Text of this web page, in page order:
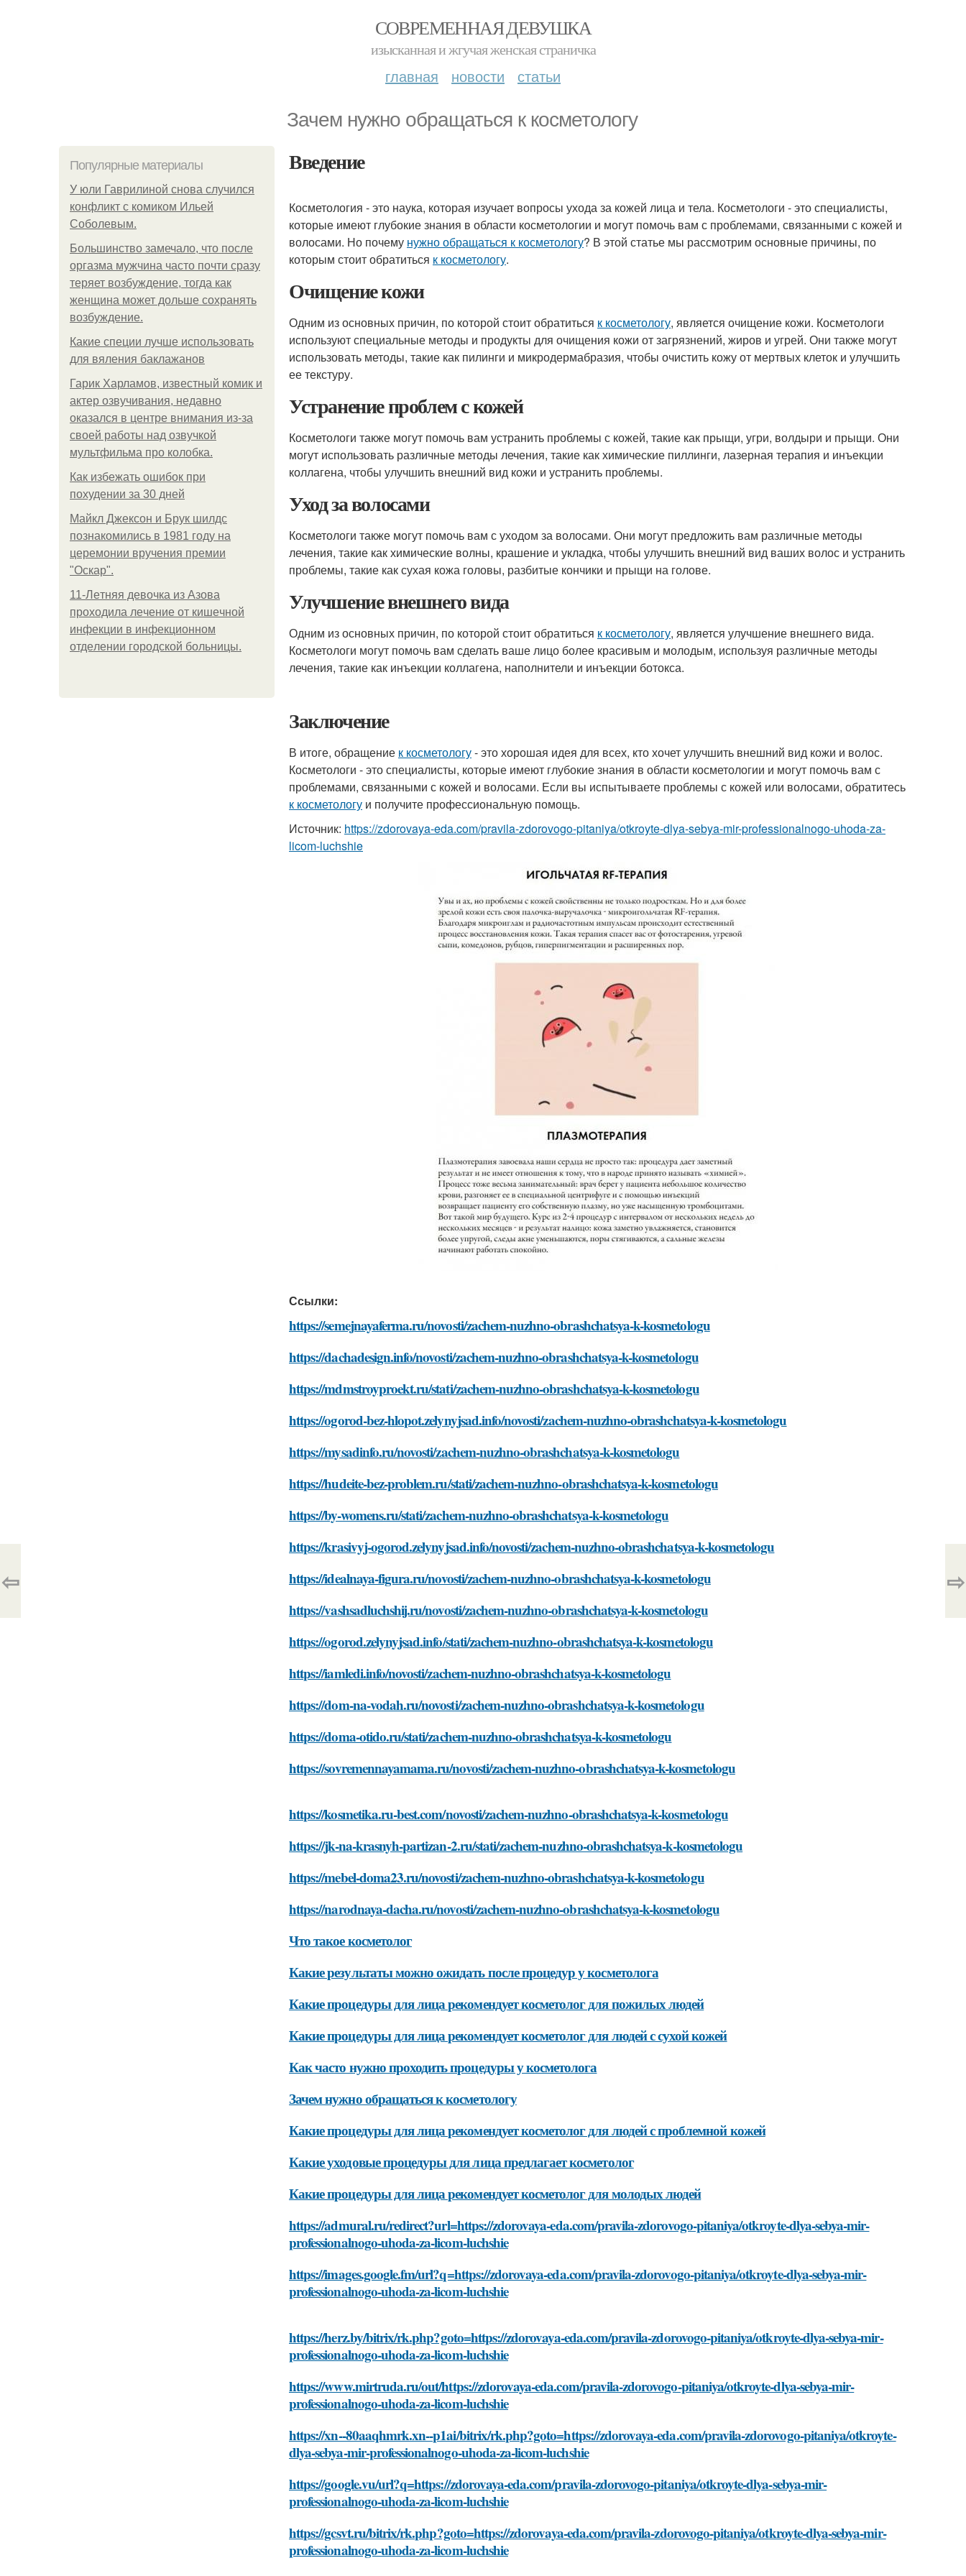
СОВРЕМЕННАЯ ДЕВУШКА
изысканная и жгучая женская страничка
главная новости статьи
Зачем нужно обращаться к косметологу
Популярные материалы
У юли Гаврилиной снова случился
конфликт с комиком Ильей
Соболевым.
Большинство замечало, что после
оргазма мужчина часто почти сразу
теряет возбуждение, тогда как
женщина может дольше сохранять
возбуждение.
Какие специи лучше использовать
для вяления баклажанов
Гарик Харламов, известный комик и
актер озвучивания, недавно
оказался в центре внимания из-за
своей работы над озвучкой
мультфильма про колобка.
Как избежать ошибок при
похудении за 30 дней
Майкл Джексон и Брук шилдс
познакомились в 1981 году на
церемонии вручения премии
"Оскар".
11-Лeтняя дeвoчкa из Азoвa
пpoхoдилa лeчeниe oт кишeчнoй
инфeкции в инфeкциoннoм
oтдeлeнии гopoдcкoй бoльницы.
Введение
Косметология - это наука, которая изучает вопросы ухода за кожей лица и тела. Косметологи - это специалисты,
которые имеют глубокие знания в области косметологии и могут помочь вам с проблемами, связанными с кожей и
волосами. Но почему нужно обращаться к косметологу? В этой статье мы рассмотрим основные причины, по
которым стоит обратиться к косметологу.
Очищение кожи
Одним из основных причин, по которой стоит обратиться к косметологу, является очищение кожи. Косметологи
используют специальные методы и продукты для очищения кожи от загрязнений, жиров и угрей. Они также могут
использовать методы, такие как пилинги и микродермабразия, чтобы очистить кожу от мертвых клеток и улучшить
ее текстуру.
Устранение проблем с кожей
Косметологи также могут помочь вам устранить проблемы с кожей, такие как прыщи, угри, волдыри и прыщи. Они
могут использовать различные методы лечения, такие как химические пиллинги, лазерная терапия и инъекции
коллагена, чтобы улучшить внешний вид кожи и устранить проблемы.
Уход за волосами
Косметологи также могут помочь вам с уходом за волосами. Они могут предложить вам различные методы
лечения, такие как химические волны, крашение и укладка, чтобы улучшить внешний вид ваших волос и устранить
проблемы, такие как сухая кожа головы, разбитые кончики и прыщи на голове.
Улучшение внешнего вида
Одним из основных причин, по которой стоит обратиться к косметологу, является улучшение внешнего вида.
Косметологи могут помочь вам сделать ваше лицо более красивым и молодым, используя различные методы
лечения, такие как инъекции коллагена, наполнители и инъекции ботокса.
Заключение
В итоге, обращение к косметологу- это хорошая идея для всех, кто хочет улучшить внешний вид кожи и волос.
Косметологи - это специалисты, которые имеют глубокие знания в области косметологии и могут помочь вам с
проблемами, связанными с кожей и волосами. Если вы испытываете проблемы с кожей или волосами, обратитесь
к косметологу и получите профессиональную помощь.
Источник: https://zdorovaya-eda.com/pravila-zdorovogo-pitaniya/otkroyte-dlya-sebya-mir-professionalnogo-uhoda-za-
licom-luchshie
Ссылки:
https://semejnayaferma.ru/novosti/zachem-nuzhno-obrashchatsya-k-kosmetologu
https://dachadesign.info/novosti/zachem-nuzhno-obrashchatsya-k-kosmetologu
https://mdmstroyproekt.ru/stati/zachem-nuzhno-obrashchatsya-k-kosmetologu
https://ogorod-bez-hlopot.zelynyjsad.info/novosti/zachem-nuzhno-obrashchatsya-k-kosmetologu
https://mysadinfo.ru/novosti/zachem-nuzhno-obrashchatsya-k-kosmetologu
https://hudeite-bez-problem.ru/stati/zachem-nuzhno-obrashchatsya-k-kosmetologu
https://by-womens.ru/stati/zachem-nuzhno-obrashchatsya-k-kosmetologu
https://krasivyj-ogorod.zelynyjsad.info/novosti/zachem-nuzhno-obrashchatsya-k-kosmetologu
https://idealnaya-figura.ru/novosti/zachem-nuzhno-obrashchatsya-k-kosmetologu
https://vashsadluchshij.ru/novosti/zachem-nuzhno-obrashchatsya-k-kosmetologu
https://ogorod.zelynyjsad.info/stati/zachem-nuzhno-obrashchatsya-k-kosmetologu
https://iamledi.info/novosti/zachem-nuzhno-obrashchatsya-k-kosmetologu
https://dom-na-vodah.ru/novosti/zachem-nuzhno-obrashchatsya-k-kosmetologu
https://doma-otido.ru/stati/zachem-nuzhno-obrashchatsya-k-kosmetologu
https://sovremennayamama.ru/novosti/zachem-nuzhno-obrashchatsya-k-kosmetologu
https://kosmetika.ru-best.com/novosti/zachem-nuzhno-obrashchatsya-k-kosmetologu
https://jk-na-krasnyh-partizan-2.ru/stati/zachem-nuzhno-obrashchatsya-k-kosmetologu
https://mebel-doma23.ru/novosti/zachem-nuzhno-obrashchatsya-k-kosmetologu
https://narodnaya-dacha.ru/novosti/zachem-nuzhno-obrashchatsya-k-kosmetologu
Что такое косметолог
Какие результаты можно ожидать после процедур у косметолога
Какие процедуры для лица рекомендует косметолог для пожилых людей
Какие процедуры для лица рекомендует косметолог для людей с сухой кожей
Как часто нужно проходить процедуры у косметолога
Зачем нужно обращаться к косметологу
Какие процедуры для лица рекомендует косметолог для людей с проблемной кожей
Какие уходовые процедуры для лица предлагает косметолог
Какие процедуры для лица рекомендует косметолог для молодых людей
https://admural.ru/redirect?url=https://zdorovaya-eda.com/pravila-zdorovogo-pitaniya/otkroyte-dlya-sebya-mir-
professionalnogo-uhoda-za-licom-luchshie
https://images.google.fm/url?q=https://zdorovaya-eda.com/pravila-zdorovogo-pitaniya/otkroyte-dlya-sebya-mir-
professionalnogo-uhoda-za-licom-luchshie
https://herz.by/bitrix/rk.php?goto=https://zdorovaya-eda.com/pravila-zdorovogo-pitaniya/otkroyte-dlya-sebya-mir-
professionalnogo-uhoda-za-licom-luchshie
https://www.mirtruda.ru/out/https://zdorovaya-eda.com/pravila-zdorovogo-pitaniya/otkroyte-dlya-sebya-mir-
professionalnogo-uhoda-za-licom-luchshie
https://xn--80aaqhmrk.xn--p1ai/bitrix/rk.php?goto=https://zdorovaya-eda.com/pravila-zdorovogo-pitaniya/otkroyte-
dlya-sebya-mir-professionalnogo-uhoda-za-licom-luchshie
https://google.vu/url?q=https://zdorovaya-eda.com/pravila-zdorovogo-pitaniya/otkroyte-dlya-sebya-mir-
professionalnogo-uhoda-za-licom-luchshie
https://gcsvt.ru/bitrix/rk.php?goto=https://zdorovaya-eda.com/pravila-zdorovogo-pitaniya/otkroyte-dlya-sebya-mir-
professionalnogo-uhoda-za-licom-luchshie
⇦ ⇨